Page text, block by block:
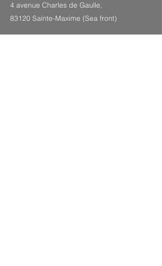
4 avenue Charles de Gaulle,
83120 Sainte-Maxime (Sea front)